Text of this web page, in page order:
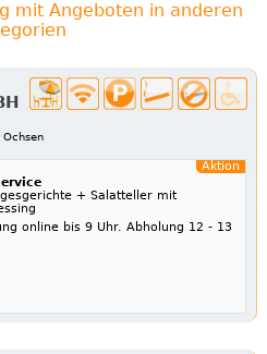
mit Angeboten in anderen
Aktion
+ Salatteller mit
online bis 9 Uhr. Abholung 12 - 13